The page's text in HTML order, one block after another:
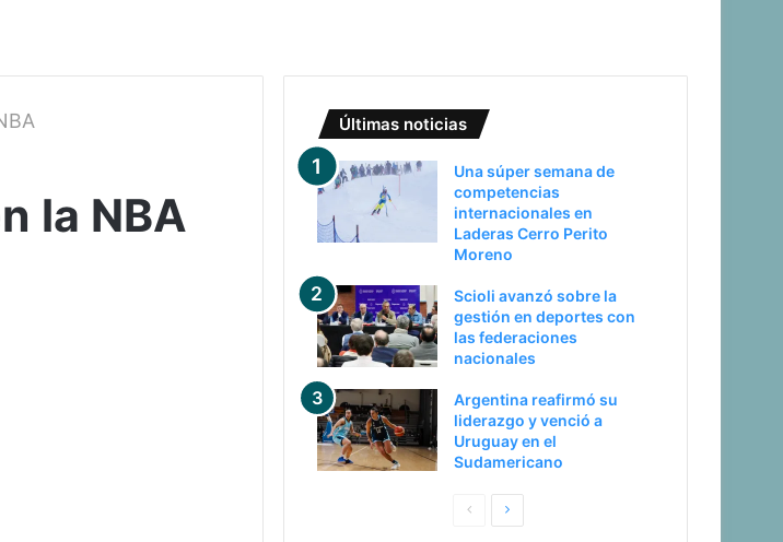
la NBA
Últimas noticias
Una súper semana de
competencias
internacionales en
Laderas Cerro Perito
Moreno
Scioli avanzó sobre la
gestión en deportes con
las federaciones
nacionales
Argentina reafirmó su
liderazgo y venció a
Uruguay en el
Sudamericano
PaginaSiguiente